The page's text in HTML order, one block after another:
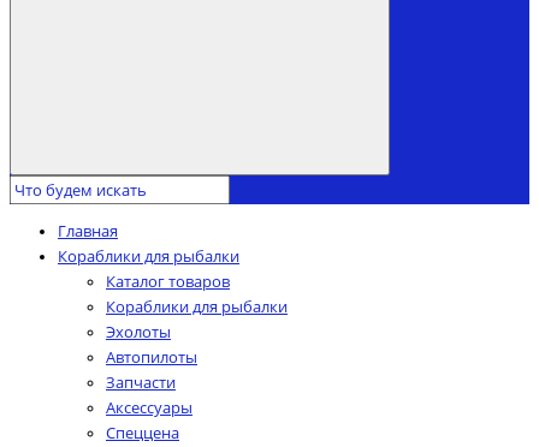
Главная
Кораблики для рыбалки
Каталог товаров
Кораблики для рыбалки
Эхолоты
Автопилоты
Запчасти
Аксессуары
Спеццена